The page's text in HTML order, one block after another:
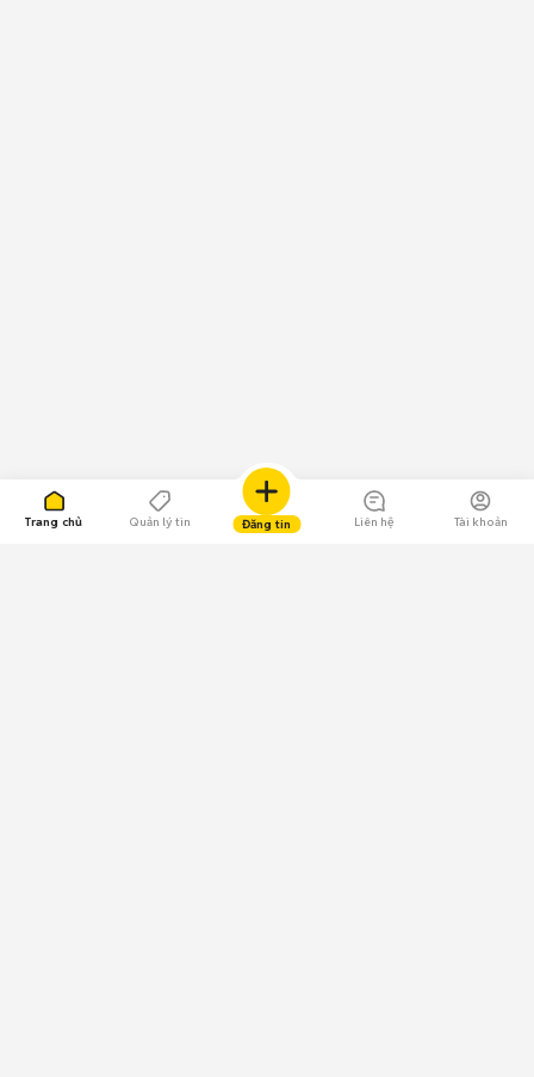
Trang chủ Quản lý tin Đăng tin Liên hệ Tài khoản